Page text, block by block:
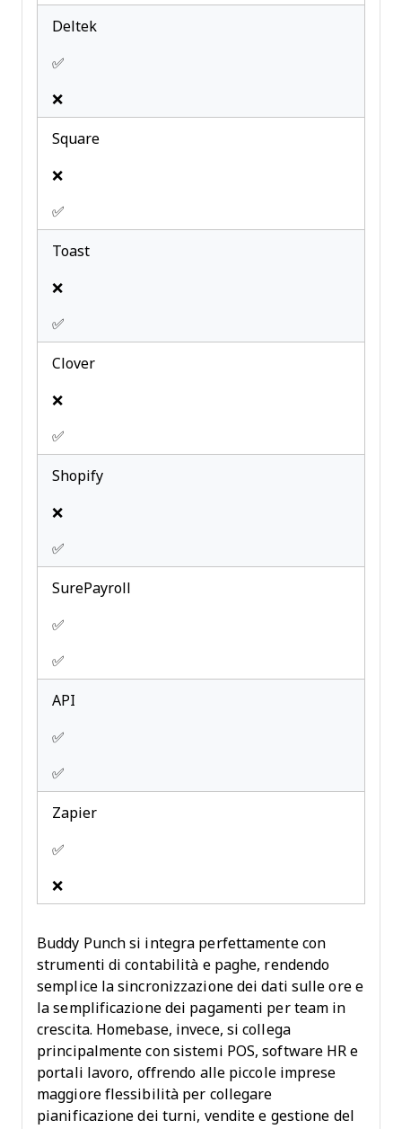
Deltek
✅
❌
Square
❌
✅
Toast
❌
✅
Clover
❌
✅
Shopify
❌
✅
SurePayroll
✅
✅
API
✅
✅
Zapier
✅
❌
Buddy Punch si integra perfettamente con
strumenti di contabilità e paghe, rendendo
semplice la sincronizzazione dei dati sulle ore e
la semplificazione dei pagamenti per team in
crescita. Homebase, invece, si collega
principalmente con sistemi POS, software HR e
portali lavoro, offrendo alle piccole imprese
maggiore flessibilità per collegare
pianificazione dei turni, vendite e gestione del